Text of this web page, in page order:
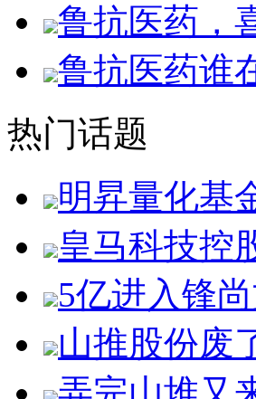
鲁抗医药，
鲁抗医药谁
热门话题
明昇量化基
皇马科技控
5亿进入锋
山推股份废